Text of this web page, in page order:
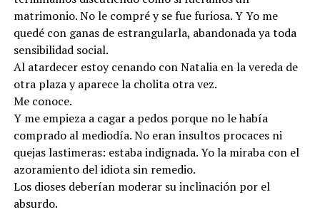
matrimonio. No le compré y se fue furiosa. Y Yo me
quedé con ganas de estrangularla, abandonada ya toda
sensibilidad social.
Al atardecer estoy cenando con Natalia en la vereda de
otra plaza y aparece la cholita otra vez.
Me conoce.
Y me empieza a cagar a pedos porque no le había
comprado al mediodía. No eran insultos procaces ni
quejas lastimeras: estaba indignada. Yo la miraba con el
azoramiento del idiota sin remedio.
Los dioses deberían moderar su inclinación por el
absurdo.